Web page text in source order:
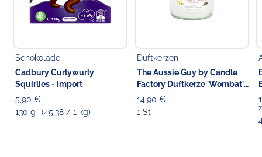
Schokolade
Cadbury Curlywurly
Squirlies - Import
5,90 €
130 g
(45,38 / 1 kg)
Duftkerzen
The Aussie Guy by Candle
Factory Duftkerze 'Wombat's
Favourite' 13.5 cm
14,90 €
1 St